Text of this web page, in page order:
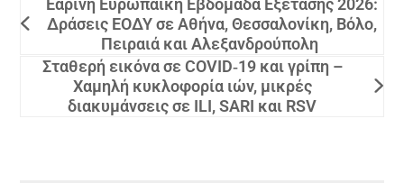
Δράσεις ΕΟΔΥ σε Αθήνα, Θεσσαλονίκη, Βόλο,
Πειραιά και Αλεξανδρούπολη
Σταθερή εικόνα σε COVID‑19 και γρίπη –
Χαμηλή κυκλοφορία ιών, μικρές
διακυμάνσεις σε ILI, SARI και RSV